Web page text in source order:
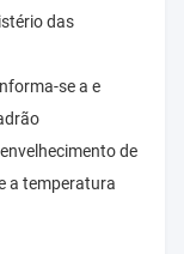
das
se a e
de
a temperatura